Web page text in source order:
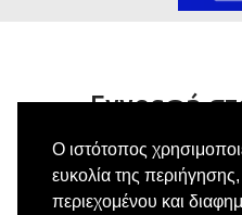
Ο ιστότοπος
ευκολία της
περιεχομένου και
Εγγραφή
Κάνε εγγραφή στο
λαμβάνεις